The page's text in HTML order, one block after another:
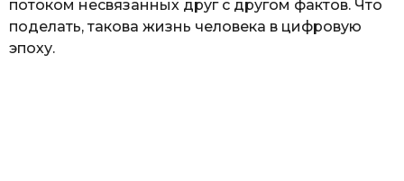
потоком несвязанных друг с другом фактов. Что
поделать, такова жизнь человека в цифровую
эпоху.